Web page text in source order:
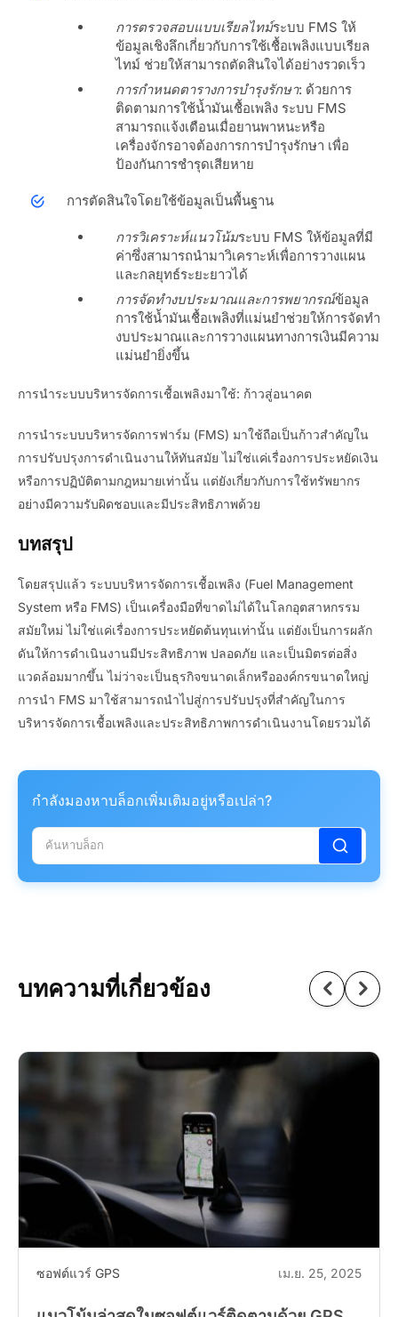
การตรวจสอบแบบเรียลไทม์ระบบ FMS ให้
ข้อมูลเชิงลึกเกี่ยวกับการใช้เชื้อเพลิงแบบเรียล
ไทม์ ช่วยให้สามารถตัดสินใจได้อย่างรวดเร็ว
การกำหนดตารางการบำรุงรักษา: ด้วยการ
ติดตามการใช้น้ำมันเชื้อเพลิง ระบบ FMS
สามารถแจ้งเตือนเมื่อยานพาหนะหรือ
เครื่องจักรอาจต้องการการบำรุงรักษา เพื่อ
ป้องกันการชำรุดเสียหาย
การตัดสินใจโดยใช้ข้อมูลเป็นพื้นฐาน
การวิเคราะห์แนวโน้มระบบ FMS ให้ข้อมูลที่มี
ค่าซึ่งสามารถนำมาวิเคราะห์เพื่อการวางแผน
และกลยุทธ์ระยะยาวได้
การจัดทำงบประมาณและการพยากรณ์ข้อมูล
การใช้น้ำมันเชื้อเพลิงที่แม่นยำช่วยให้การจัดทำ
งบประมาณและการวางแผนทางการเงินมีความ
แม่นยำยิ่งขึ้น
การนำระบบบริหารจัดการเชื้อเพลิงมาใช้: ก้าวสู่อนาคต
การนำระบบบริหารจัดการฟาร์ม (FMS) มาใช้ถือเป็นก้าวสำคัญใน
การปรับปรุงการดำเนินงานให้ทันสมัย ​​ไม่ใช่แค่เรื่องการประหยัดเงิน
หรือการปฏิบัติตามกฎหมายเท่านั้น แต่ยังเกี่ยวกับการใช้ทรัพยากร
อย่างมีความรับผิดชอบและมีประสิทธิภาพด้วย
บทสรุป
โดยสรุปแล้ว ระบบบริหารจัดการเชื้อเพลิง (Fuel Management
System หรือ FMS) เป็นเครื่องมือที่ขาดไม่ได้ในโลกอุตสาหกรรม
สมัยใหม่ ไม่ใช่แค่เรื่องการประหยัดต้นทุนเท่านั้น แต่ยังเป็นการผลัก
ดันให้การดำเนินงานมีประสิทธิภาพ ปลอดภัย และเป็นมิตรต่อสิ่ง
แวดล้อมมากขึ้น ไม่ว่าจะเป็นธุรกิจขนาดเล็กหรือองค์กรขนาดใหญ่
การนำ FMS มาใช้สามารถนำไปสู่การปรับปรุงที่สำคัญในการ
บริหารจัดการเชื้อเพลิงและประสิทธิภาพการดำเนินงานโดยรวมได้
กำลังมองหาบล็อกเพิ่มเติมอยู่หรือเปล่า?
บทความที่เกี่ยวข้อง
ซอฟต์แวร์ GPS เม.ย. 25, 2025